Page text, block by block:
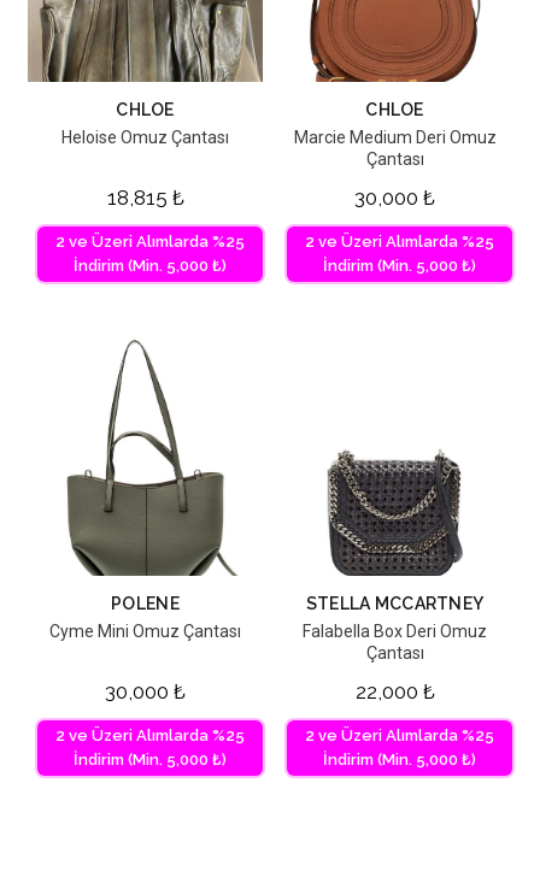
CHLOE
Heloise Omuz Çantası
18,815 ₺
2 ve Üzeri Alımlarda %25
İndirim (Min. 5,000 ₺)
CHLOE
Marcie Medium Deri Omuz
Çantası
30,000 ₺
2 ve Üzeri Alımlarda %25
İndirim (Min. 5,000 ₺)
POLENE
Cyme Mini Omuz Çantası
30,000 ₺
2 ve Üzeri Alımlarda %25
İndirim (Min. 5,000 ₺)
STELLA MCCARTNEY
Falabella Box Deri Omuz
Çantası
22,000 ₺
2 ve Üzeri Alımlarda %25
İndirim (Min. 5,000 ₺)